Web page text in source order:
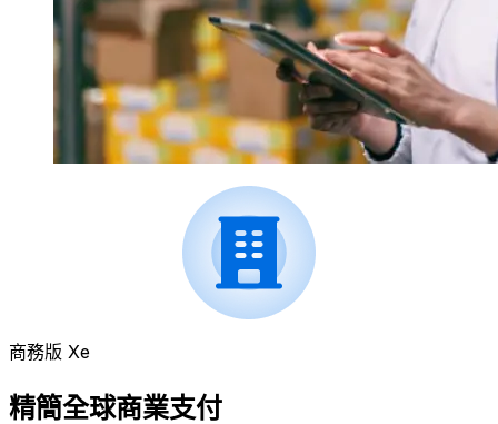
商務版 Xe
精簡全球商業支付